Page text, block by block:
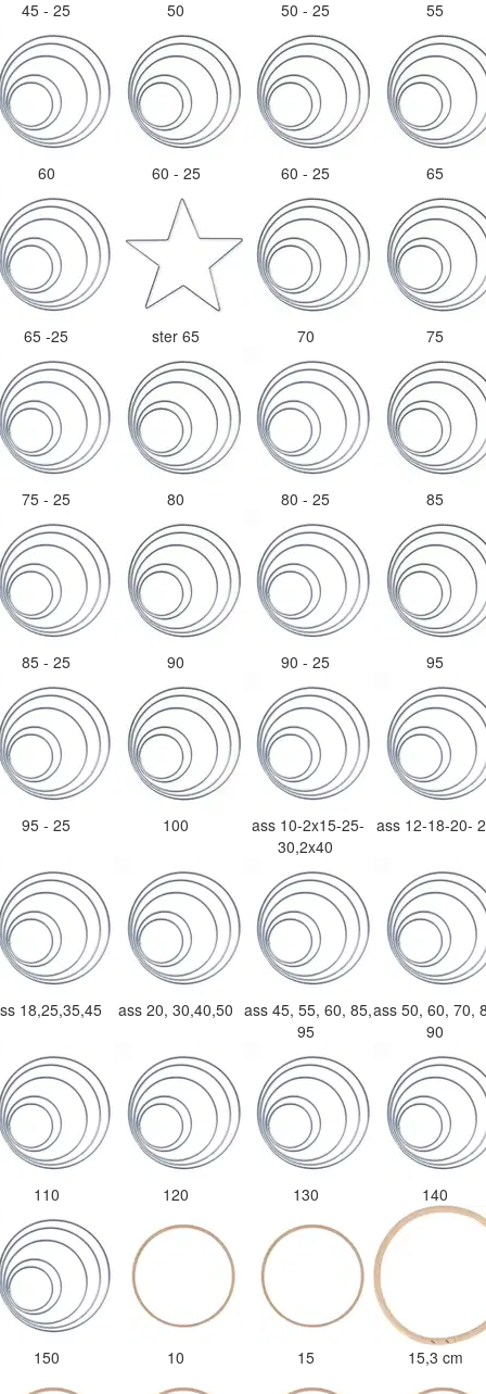
45 - 25 50 50 - 25 55
60 60 - 25 60 - 25 65
65 -25 ster 65 70 75
75 - 25 80 80 - 25 85
85 - 25 90 90 - 25 95
95 - 25 100
ass 10-2x15-25-
30,2x40
ass 12-18-20-
18,25,35,45 ass 20, 30,40,50 ass 45, 55, 60, 85,
95
ass 50, 60, 70,
90
110 120 130 140
150 10 15 15,3 cm